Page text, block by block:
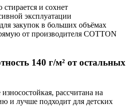
и сохнет
эксплуатации
закупок в больших объёмах
от производителя COTTON
140 г/м² от остальных
рассчитана на
и лучше подходит для детских